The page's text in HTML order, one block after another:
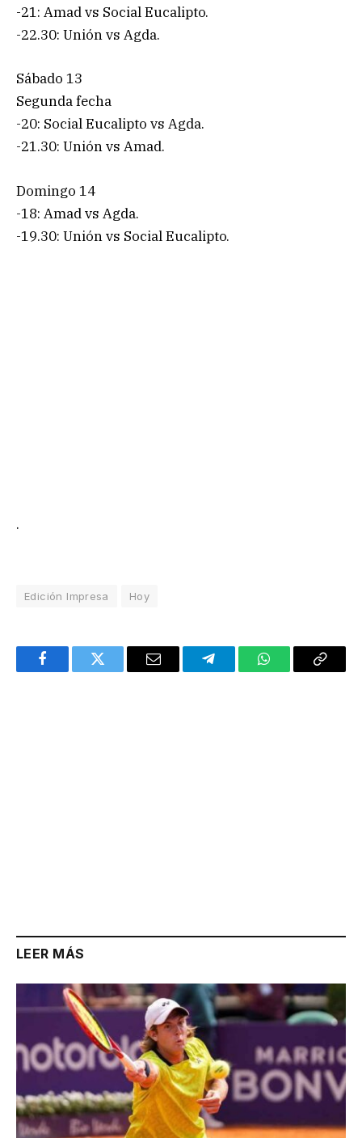
-21: Amad vs Social Eucalipto.
-22.30: Unión vs Agda.
Sábado 13
Segunda fecha
-20: Social Eucalipto vs Agda.
-21.30: Unión vs Amad.
Domingo 14
-18: Amad vs Agda.
-19.30: Unión vs Social Eucalipto.
.
Edición Impresa Hoy
FacebookTwitter Email TelegramWhatsAppCopy
LEER MÁS